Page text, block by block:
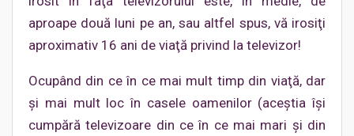
aproape două luni pe an, sau altfel spus, vă irosiţi
aproximativ 16 ani de viaţă privind la televizor!
Ocupând din ce în ce mai mult timp din viaţă, dar
şi mai mult loc în casele oamenilor (aceştia îşi
cumpără televizoare din ce în ce mai mari şi din